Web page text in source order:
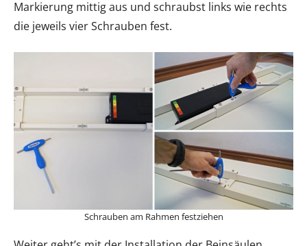
Markierung mittig aus und schraubst links wie rechts
die jeweils vier Schrauben fest.
Schrauben am Rahmen festziehen